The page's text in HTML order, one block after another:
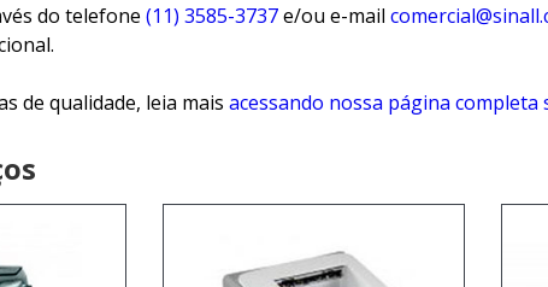
do telefone (11) 3585-3737e/ou e-mail
de qualidade, leia mais acessando nossa página